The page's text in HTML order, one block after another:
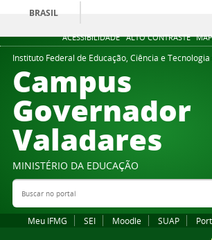
ACESSIBILIDADE ALTO CONTRASTE
BRASIL
Instituto Federal de Educação, Ciência e
Campus
Governador
Valadares
MINISTÉRIO DA EDUCAÇÃO
Buscar no portal
Meu IFMG SEI Moodle SUAP